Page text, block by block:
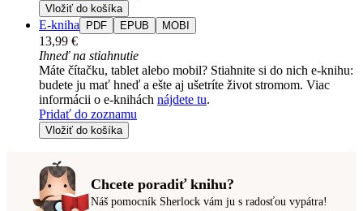
Vložiť do košíka
E-kniha PDF EPUB MOBI
13,99 €
Ihneď na stiahnutie
Máte čítačku, tablet alebo mobil? Stiahnite si do nich e-knihu:
budete ju mať hneď a ešte aj ušetríte život stromom. Viac
informácii o e-knihách nájdete tu.
Pridať do zoznamu
Vložiť do košíka
Chcete poradiť knihu?
Náš pomocník Sherlock vám ju s radosťou vypátra!